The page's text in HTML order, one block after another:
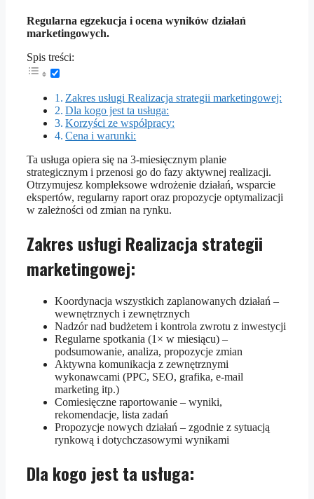
Regularna egzekucja i ocena wyników działań
marketingowych.
Spis treści:
Zakres usługi Realizacja strategii marketingowej:
Dla kogo jest ta usługa:
Korzyści ze współpracy:
Cena i warunki:
Ta usługa opiera się na 3-miesięcznym planie
strategicznym i przenosi go do fazy aktywnej realizacji.
Otrzymujesz kompleksowe wdrożenie działań, wsparcie
ekspertów, regularny raport oraz propozycje optymalizacji
w zależności od zmian na rynku.
Zakres usługi Realizacja strategii
marketingowej:
Koordynacja wszystkich zaplanowanych działań –
wewnętrznych i zewnętrznych
Nadzór nad budżetem i kontrola zwrotu z inwestycji
Regularne spotkania (1× w miesiącu) –
podsumowanie, analiza, propozycje zmian
Aktywna komunikacja z zewnętrznymi
wykonawcami (PPC, SEO, grafika, e-mail
marketing itp.)
Comiesięczne raportowanie – wyniki,
rekomendacje, lista zadań
Propozycje nowych działań – zgodnie z sytuacją
rynkową i dotychczasowymi wynikami
Dla kogo jest ta usługa: